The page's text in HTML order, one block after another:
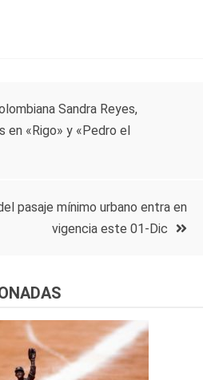
Sandra Reyes,
en «Rigo» y «Pedro el
pasaje mínimo urbano entra en
vigencia este 01-Dic